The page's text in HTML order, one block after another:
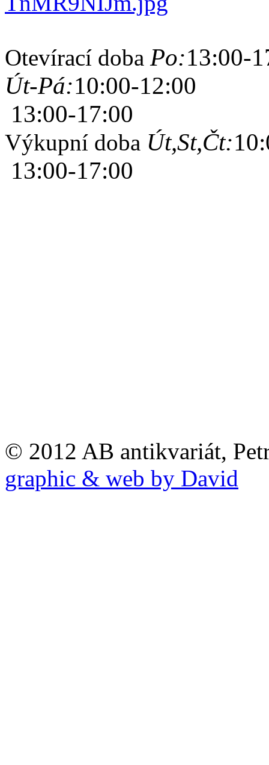
Otevírací doba Po:13:00-
Út-Pá:10:00-12:00
13:00-17:00
Výkupní doba Út,St,Čt:
13:00-17:00
© 2012 AB antikvariát,
graphic & web by David